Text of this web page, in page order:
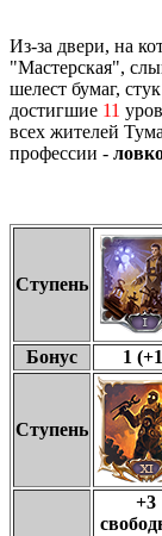
Из-за двери, на
"Мастерская",
шелест бумаг,
достигшие 11
всех жителей
профессии -
Ступень
Бонус 1
Ступень
+3